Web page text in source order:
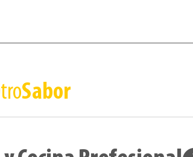
Sabor